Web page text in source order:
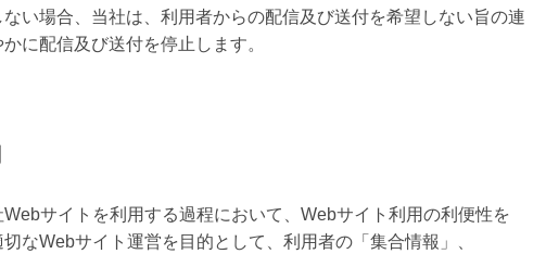
い場合、当社は、利用者からの配信及び送付を希望しない旨の連
に配信及び送付を停止します。
サイトを利用する過程において、Webサイト利用の利便性を
なWebサイト運営を目的として、利用者の「集合情報」、